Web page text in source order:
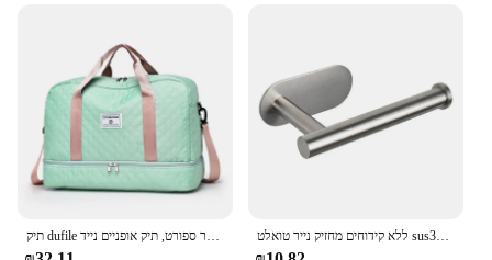
תיק dufile נסיעות סריג קל משקל, תיק אחסון ספורט כושר ספורט, תיק אופניים נייד ללא קידוחים מחזיק נייר טואלט sus304 נירוסטה עצמית דבק קיר הר רקמות מגבת רקמות מגבת אמבטיה